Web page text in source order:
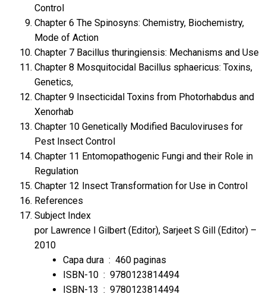
Control
Chapter 6 The Spinosyns: Chemistry, Biochemistry,
Mode of Action
Chapter 7 Bacillus thuringiensis: Mechanisms and Use
Chapter 8 Mosquitocidal Bacillus sphaericus: Toxins,
Genetics,
Chapter 9 Insecticidal Toxins from Photorhabdus and
Xenorhab
Chapter 10 Genetically Modified Baculoviruses for
Pest Insect Control
Chapter 11 Entomopathogenic Fungi and their Role in
Regulation
Chapter 12 Insect Transformation for Use in Control
References
Subject Index
por Lawrence I Gilbert (Editor), Sarjeet S Gill (Editor) –
2010
Capa dura ‏ : ‎ 460 paginas
ISBN-10 ‏ : ‎ 9780123814494
ISBN-13 ‏ : ‎ 9780123814494